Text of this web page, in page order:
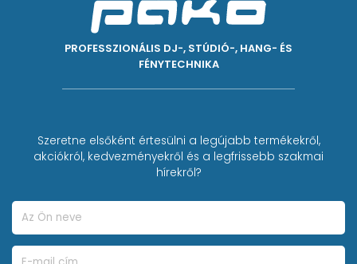
PROFESSZIONÁLIS DJ-, STÚDIÓ-, HANG- ÉS
FÉNYTECHNIKA
Szeretne elsőként értesülni a legújabb termékekről,
akciókról, kedvezményekről és a legfrissebb szakmai
hírekről?